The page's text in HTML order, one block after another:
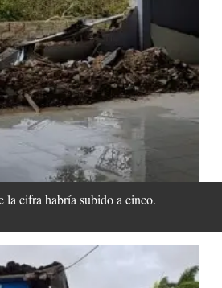
la cifra habría subido a cinco.